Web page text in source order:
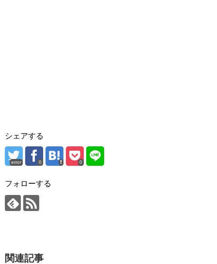
シェアする
error 0 0
フォローする
関連記事